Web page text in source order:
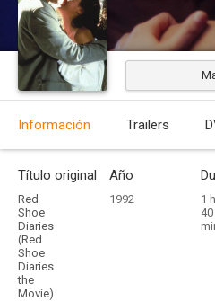
Información Trailers
Título original
Red
Shoe
Diaries
(Red
Shoe
Diaries
the
Movie)
Año
1992
1
40